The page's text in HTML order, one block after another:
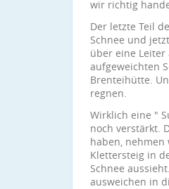
wir richtig
Der letzte Teil
Schnee und
über eine Leiter
aufgeweichten
Brenteihütte.
regnen.
Wirklich eine "
noch verstärkt.
haben, nehmen
Klettersteig in
Schnee
ausweichen in